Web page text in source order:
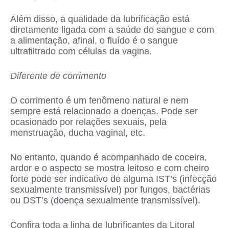
Além disso, a qualidade da lubrificação está
diretamente ligada com a saúde do sangue e com
a alimentação, afinal, o fluído é o sangue
ultrafiltrado com células da vagina.
Diferente de corrimento
O corrimento é um fenômeno natural e nem
sempre está relacionado a doenças. Pode ser
ocasionado por relações sexuais, pela
menstruação, ducha vaginal, etc.
No entanto, quando é acompanhado de coceira,
ardor e o aspecto se mostra leitoso e com cheiro
forte pode ser indicativo de alguma IST’s (infecção
sexualmente transmissível) por fungos, bactérias
ou DST’s (doença sexualmente transmissível).
Confira toda a linha de lubrificantes da Litoral